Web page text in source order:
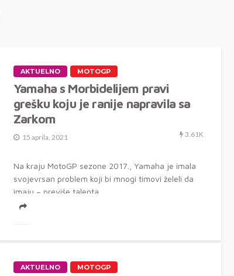
AKTUELNO MOTOGP
Yamaha s Morbidelijem pravi
grešku koju je ranije napravila sa
Zarkom
15 aprila, 2021 3.61K
Na kraju MotoGP sezone 2017., Yamaha je imala
svojevrsan problem koji bi mnogi timovi želeli da
imaju – previše talenta...
AKTUELNO MOTOGP